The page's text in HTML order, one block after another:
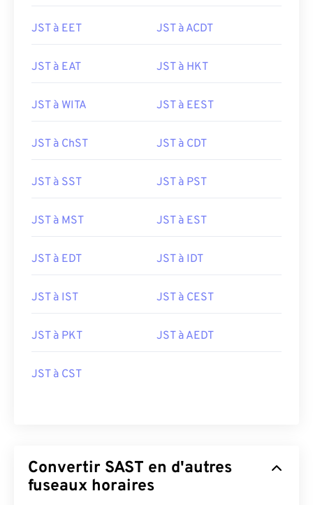
JST à EET JST à ACDT
JST à EAT JST à HKT
JST à WITA JST à EEST
JST à ChST JST à CDT
JST à SST JST à PST
JST à MST JST à EST
JST à EDT JST à IDT
JST à IST JST à CEST
JST à PKT JST à AEDT
JST à CST
Convertir SAST en d'autres
fuseaux horaires